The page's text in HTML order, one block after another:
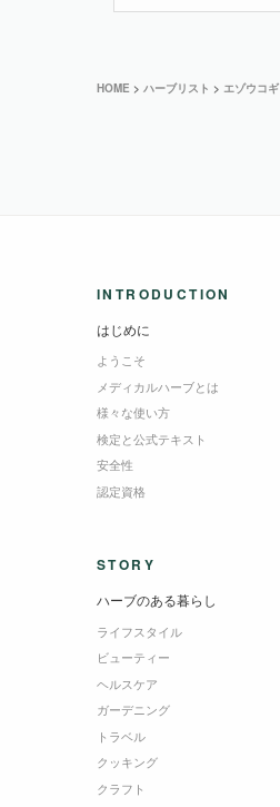
HOME > ハーブリスト > エゾウコギ
INTRODUCTION
はじめに
ようこそ
メディカルハーブとは
様々な使い方
検定と公式テキスト
安全性
認定資格
STORY
ハーブのある暮らし
ライフスタイル
ビューティー
ヘルスケア
ガーデニング
トラベル
クッキング
クラフト